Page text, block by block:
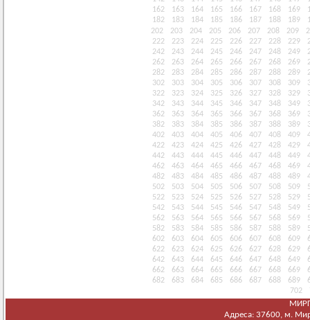
162
163 164 165 166 167 168 169
182
183 184 185 186 187 188 189
202
203 204 205 206 207 208 209
222
223 224 225 226 227 228 229
242
243 244 245 246 247 248 249
262
263 264 265 266 267 268 269
282
283 284 285 286 287 288 289
302
303 304 305 306 307 308 309
322
323 324 325 326 327 328 329
342
343 344 345 346 347 348 349
362
363 364 365 366 367 368 369
382
383 384 385 386 387 388 389
402
403 404 405 406 407 408 409
422
423 424 425 426 427 428 429
442
443 444 445 446 447 448 449
462
463 464 465 466 467 468 469
482
483 484 485 486 487 488 489
502
503 504 505 506 507 508 509
522
523 524 525 526 527 528 529
542
543 544 545 546 547 548 549
562
563 564 565 566 567 568 569
582
583 584 585 586 587 588 589
602
603 604 605 606 607 608 609
622
623 624 625 626 627 628 629
642
643 644 645 646 647 648 649
662
663 664 665 666 667 668 669
682
683 684 685 686 687 688 689
702
Адреса: 37600, м.